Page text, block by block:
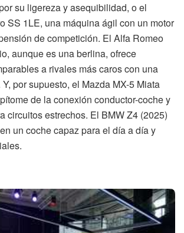
su ligereza y asequibilidad, o el
SS 1LE, una máquina ágil con un motor
de competición. El Alfa Romeo
aunque es una berlina, ofrece
a rivales más caros con una
por supuesto, el Mazda MX-5 Miata
de la conexión conductor-coche y
circuitos estrechos. El BMW Z4 (2025)
un coche capaz para el día a día y